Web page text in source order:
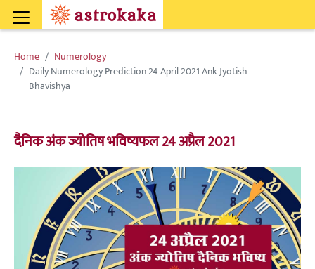
Home
Numerology
Daily Numerology Prediction 24 April 2021 Ank Jyotish
Bhavishya
दैनिक अंक ज्योतिष भविष्यफल 24 अप्रैल 2021